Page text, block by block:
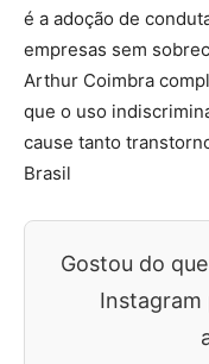
é a adoção de
empresas sem
Arthur Coimbra
que o uso
cause tanto
Brasil
Gostou do
Instagram